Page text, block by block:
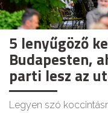
5 lenyűgöző
Budapesten,
parti lesz az
Legyen szó